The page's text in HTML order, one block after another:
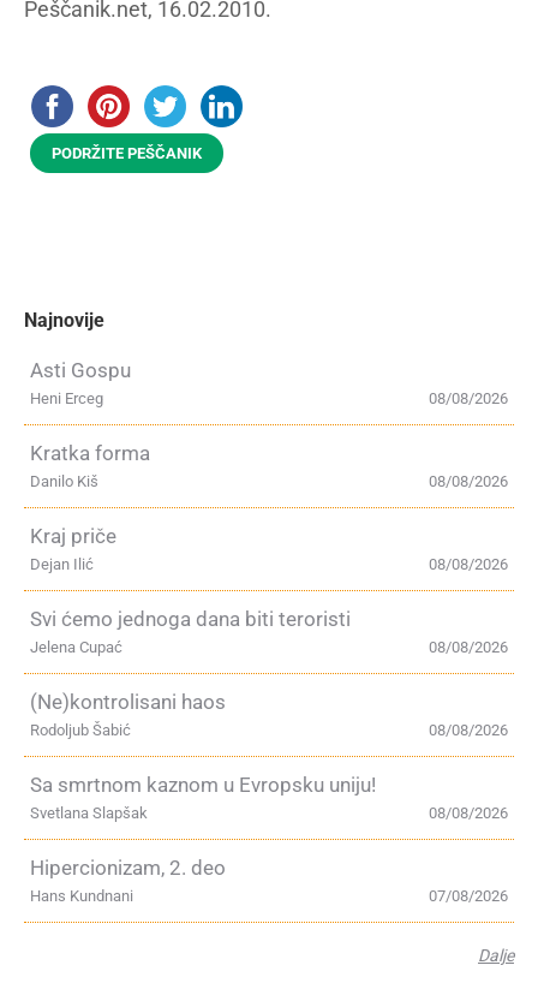
Peščanik.net, 16.02.2010.
PODRŽITE PEŠČANIK
Najnovije
Asti Gospu
08/08/2026
Heni Erceg
Kratka forma
08/08/2026
Danilo Kiš
Kraj priče
08/08/2026
Dejan Ilić
Svi ćemo jednoga dana biti teroristi
08/08/2026
Jelena Cupać
(Ne)kontrolisani haos
08/08/2026
Rodoljub Šabić
Sa smrtnom kaznom u Evropsku uniju!
08/08/2026
Svetlana Slapšak
Hipercionizam, 2. deo
07/08/2026
Hans Kundnani
Dalje